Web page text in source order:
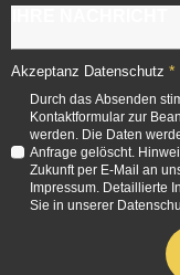
Akzeptanz Datenschutz *
Durch das Absenden
Kontaktformular zur
werden. Die Daten
Anfrage gelöscht.
Zukunft per E-Mail an
Impressum. Detaillierte
Sie in unserer